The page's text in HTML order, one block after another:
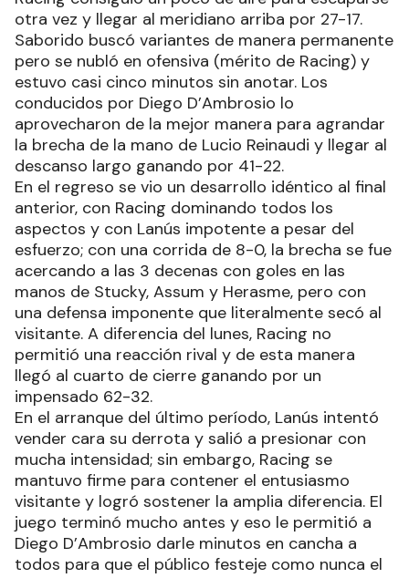
otra vez y llegar al meridiano arriba por 27-17.
Saborido buscó variantes de manera permanente
pero se nubló en ofensiva (mérito de Racing) y
estuvo casi cinco minutos sin anotar. Los
conducidos por Diego D’Ambrosio lo
aprovecharon de la mejor manera para agrandar
la brecha de la mano de Lucio Reinaudi y llegar al
descanso largo ganando por 41-22.
En el regreso se vio un desarrollo idéntico al final
anterior, con Racing dominando todos los
aspectos y con Lanús impotente a pesar del
esfuerzo; con una corrida de 8-0, la brecha se fue
acercando a las 3 decenas con goles en las
manos de Stucky, Assum y Herasme, pero con
una defensa imponente que literalmente secó al
visitante. A diferencia del lunes, Racing no
permitió una reacción rival y de esta manera
llegó al cuarto de cierre ganando por un
impensado 62-32.
En el arranque del último período, Lanús intentó
vender cara su derrota y salió a presionar con
mucha intensidad; sin embargo, Racing se
mantuvo firme para contener el entusiasmo
visitante y logró sostener la amplia diferencia. El
juego terminó mucho antes y eso le permitió a
Diego D’Ambrosio darle minutos en cancha a
todos para que el público festeje como nunca el